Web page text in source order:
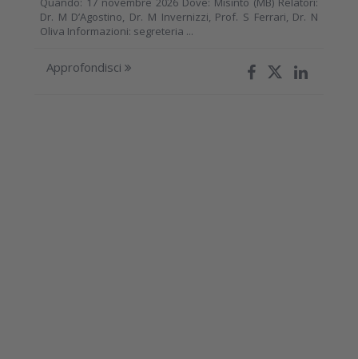
Dr. M D’Agostino, Dr. M Invernizzi, Prof. S Ferrari, Dr. N
Oliva Informazioni: segreteria ...
Approfondisci